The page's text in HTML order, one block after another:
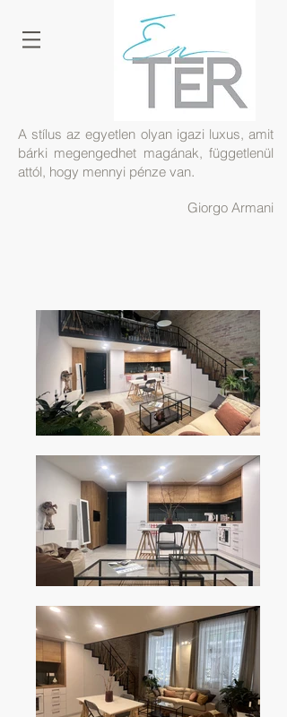
A stílus az egyetlen olyan igazi luxus, amit
bárki megengedhet magának, függetlenül
attól, hogy mennyi pénze van.
Giorgo Armani